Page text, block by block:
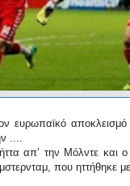
ευρωπαϊκό
....
απ’ την Μόλντε και
που ηττήθηκε